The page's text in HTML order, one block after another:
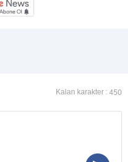
Kalan karakter : 450